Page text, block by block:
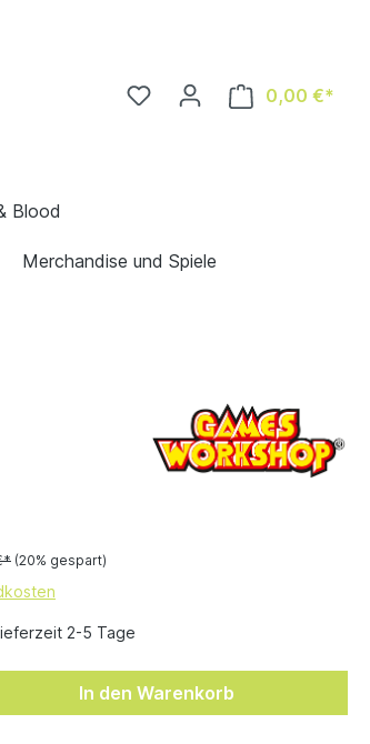
0,00 €*
Blood
Merchandise und Spiele
(20% gespart)
2-5 Tage
In den Warenkorb